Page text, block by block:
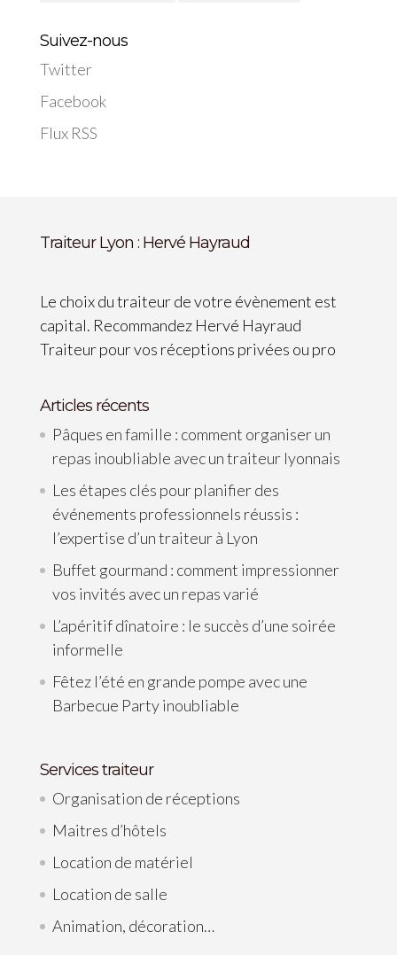
Suivez-nous
Twitter
Facebook
Flux RSS
Traiteur Lyon : Hervé Hayraud
Le choix du traiteur de votre évènement est
capital. Recommandez Hervé Hayraud
Traiteur pour vos réceptions privées ou pro
Articles récents
Pâques en famille : comment organiser un
repas inoubliable avec un traiteur lyonnais
Les étapes clés pour planifier des
événements professionnels réussis :
l’expertise d’un traiteur à Lyon
Buffet gourmand : comment impressionner
vos invités avec un repas varié
L’apéritif dînatoire : le succès d’une soirée
informelle
Fêtez l’été en grande pompe avec une
Barbecue Party inoubliable
Services traiteur
Organisation de réceptions
Maitres d’hôtels
Location de matériel
Location de salle
Animation, décoration…